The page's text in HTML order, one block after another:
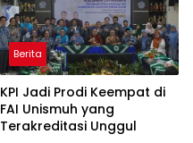
Berita
KPI Jadi Prodi Keempat di
FAI Unismuh yang
Terakreditasi Unggul